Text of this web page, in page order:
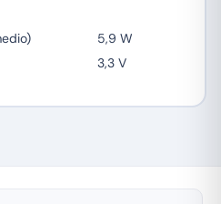
5,9 W
3,3 V